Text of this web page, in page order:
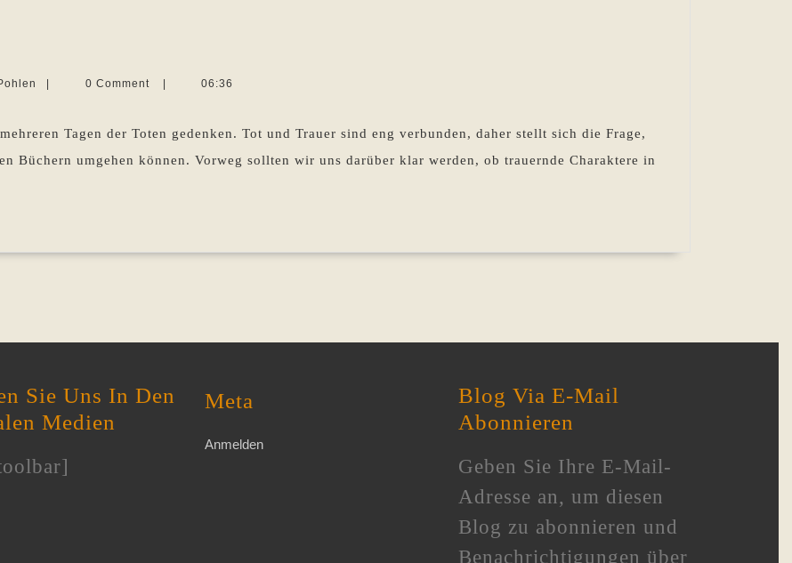
Martina
0 Comment 06:36
Tagen der Toten gedenken. Tot und Trauer sind eng verbunden, daher stellt sich die Frage,
Büchern umgehen können. Vorweg sollten wir uns darüber klar werden, ob trauernde Charaktere in
Sie Uns In Den
Medien
Meta
Anmelden
Blog Via E-Mail
Abonnieren
Geben Sie Ihre E-Mail-
Adresse an, um diesen
Blog zu abonnieren und
Benachrichtigungen über